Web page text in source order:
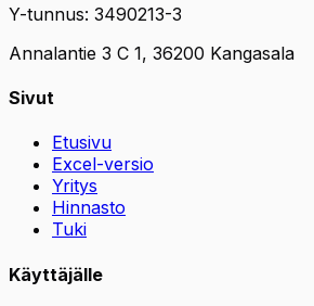
Y-tunnus: 3490213-3
Annalantie 3 C 1, 36200 Kangasala
Sivut
Etusivu
Excel-versio
Yritys
Hinnasto
Tuki
Käyttäjälle